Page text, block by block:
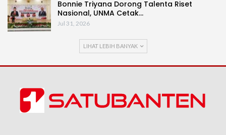
Bonnie Triyana Dorong Talenta Riset
Nasional, UNMA Cetak…
Jul 31, 2026
LIHAT LEBIH BANYAK